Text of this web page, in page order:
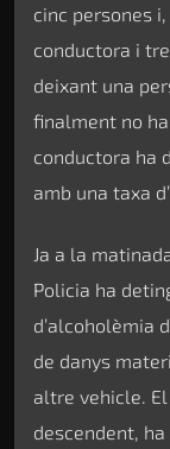
cinc persones
conductora i
deixant una
finalment no
conductora ha
amb una taxa
Ja a la
Policia ha
d’alcoholèmia
de danys
altre vehicle.
descendent,